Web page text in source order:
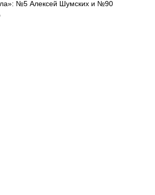
№5 Алексей Шумских и №90